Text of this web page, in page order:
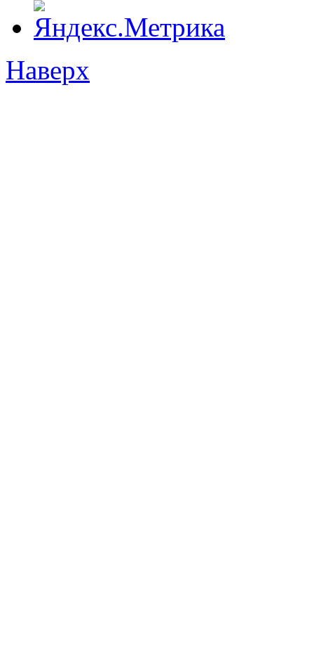
Наверх